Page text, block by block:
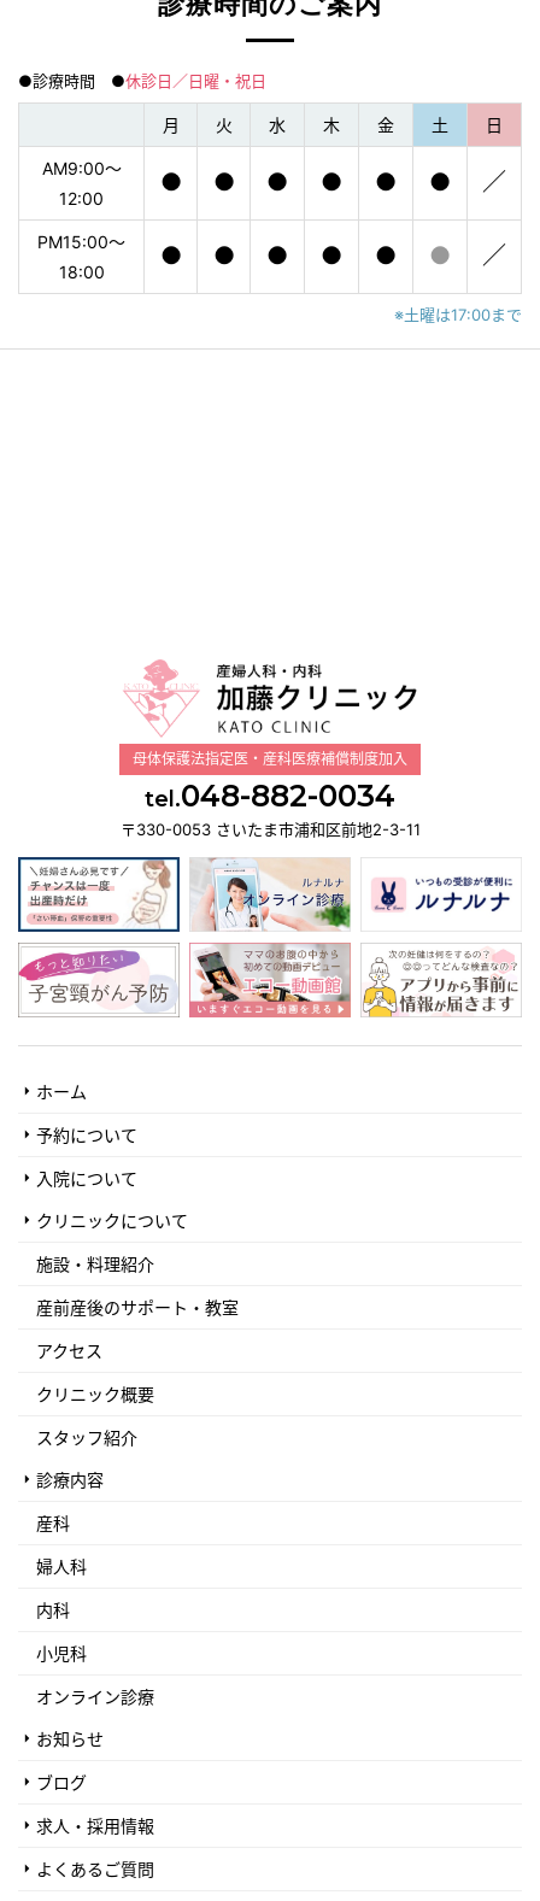
●診療時間 ●休診日／日曜・祝日
月 火 水 木 金 土 日
AM9:00〜
12:00
● ● ● ● ● ● ／
PM15:00〜
18:00
● ● ● ● ● ● ／
※土曜は17:00まで
母体保護法指定医・産科医療補償制度加入
tel.048-882-0034
〒330-0053 さいたま市浦和区前地2-3-11
ホーム
予約について
入院について
クリニックについて
施設・料理紹介
産前産後のサポート・教室
アクセス
クリニック概要
スタッフ紹介
診療内容
産科
婦人科
内科
小児科
オンライン診療
お知らせ
ブログ
求人・採用情報
よくあるご質問